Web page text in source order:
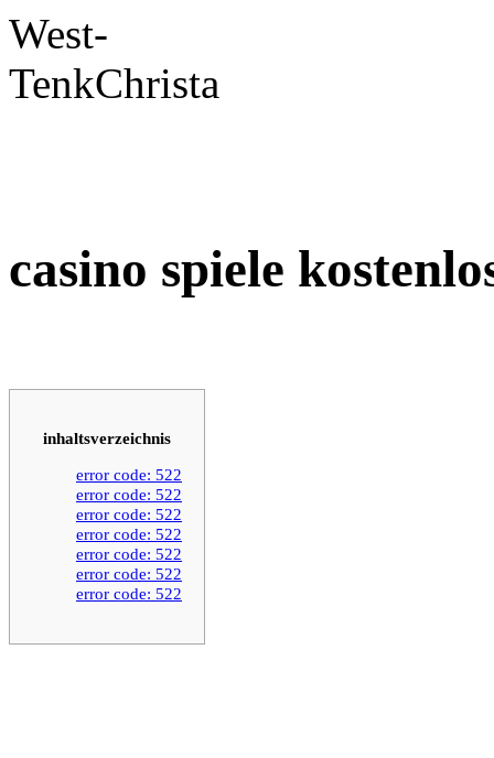
casino spiele
inhaltsverzeichnis
error code: 522
error code: 522
error code: 522
error code: 522
error code: 522
error code: 522
error code: 522